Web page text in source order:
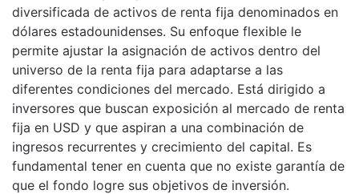
diversificada de activos de renta fija denominados en
dólares estadounidenses. Su enfoque flexible le
permite ajustar la asignación de activos dentro del
universo de la renta fija para adaptarse a las
diferentes condiciones del mercado. Está dirigido a
inversores que buscan exposición al mercado de renta
fija en USD y que aspiran a una combinación de
ingresos recurrentes y crecimiento del capital. Es
fundamental tener en cuenta que no existe garantía de
que el fondo logre sus objetivos de inversión.